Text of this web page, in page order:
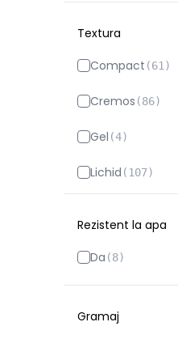
Seventeen(41)
Shiseido 41
Textura
Compact (61 )
Cremos (86)
Gel (4)
Lichid (107)
Stick(
Rezistent la apa
Da (8)
Gramaj